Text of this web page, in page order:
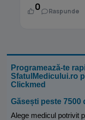
0 Raspunde
Programează-te
SfatulMedicului.ro
Clickmed
Găsești peste
Alege medicul potrivit